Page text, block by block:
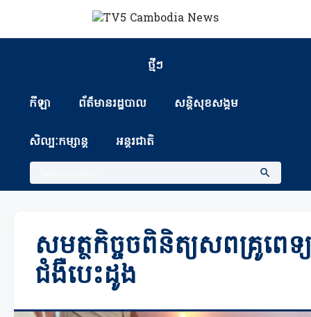
ថ្មីៗ
កីឡា ព័ត៏មានរដ្ឋបាល សន្តិសុខសង្គម
សិល្បៈកម្សាន្ត អន្តរជាតិ
សមត្ថកិច្ចចពិនិត្យសពគ្រូពេ
ជំងឺបេះដូង